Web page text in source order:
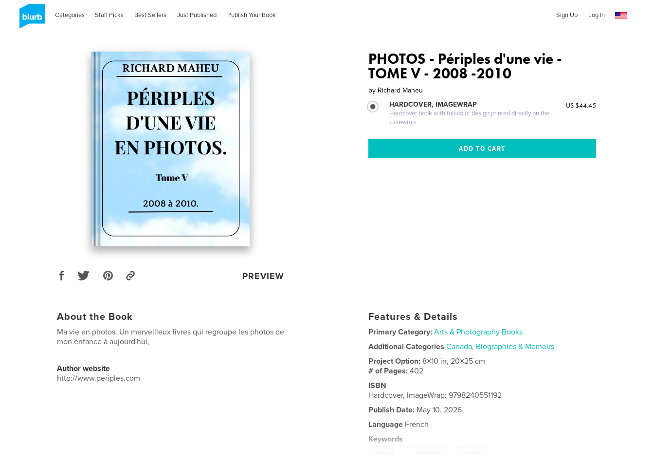
Categories Staff Picks Best Sellers Just Published Publish Your Book Sign Up Log In
PREVIEW
PHOTOS - Périples d'une vie -
TOME V - 2008 -2010
by Richard Maheu
HARDCOVER, IMAGEWRAP
Hardcover book with full-color design printed directly on the
casewrap
US $44.45
About the Book
Ma vie en photos. Un merveilleux livres qui regroupe les photos de
mon enfance à aujourd'hui,
Author website
http://www.periples.com
Features & Details
Primary Category: Arts & Photography Books
Additional Categories Canada, Biographies & Memoirs
Project Option: 8×10 in, 20×25 cm
# of Pages:402
ISBN
Hardcover, ImageWrap: 9798240551192
Publish Date: May 10, 2026
Language French
Keywords